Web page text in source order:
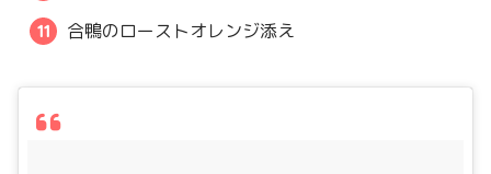
合鴨のローストオレンジ添え